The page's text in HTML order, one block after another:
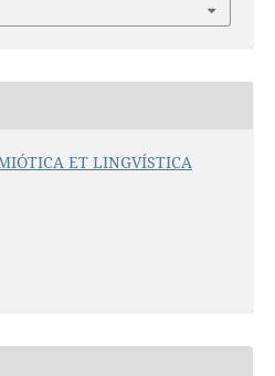
ET LINGVÍSTICA